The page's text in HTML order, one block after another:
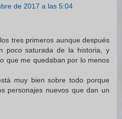
de 2017 a las 5:04
tres primeros aunque después
poco saturada de la historia, y
que me quedaban por lo menos
muy bien sobre todo porque
personajes nuevos que dan un